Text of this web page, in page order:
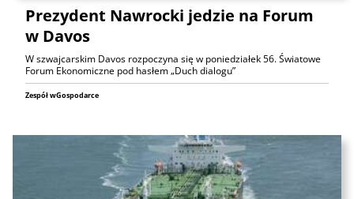
Prezydent Nawrocki jedzie na Forum
w Davos
W szwajcarskim Davos rozpoczyna się w poniedziałek 56. Światowe
Forum Ekonomiczne pod hasłem „Duch dialogu”
Zespół wGospodarce